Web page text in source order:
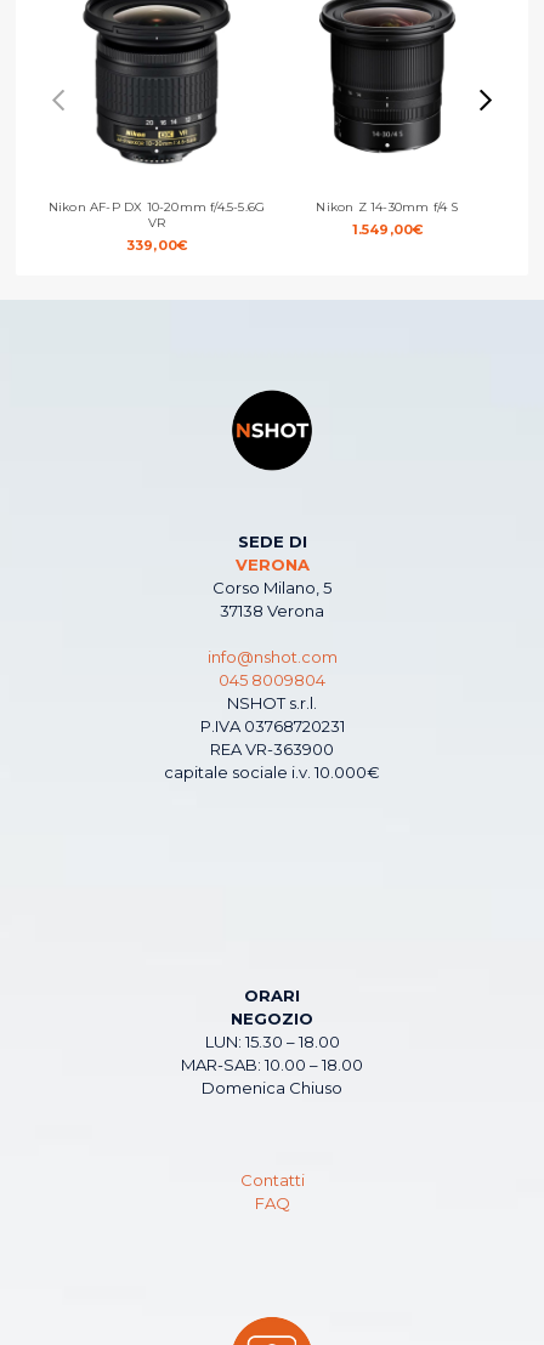
Nikon AF-P DX 10-20mm f/4.5-5.6G
VR
339,00€
Nikon Z 14-30mm f/4 S
1.549,00€
SEDE DI
VERONA
Corso Milano, 5
37138 Verona
info@nshot.com
045 8009804
NSHOT s.r.l.
P.IVA 03768720231
REA VR-363900
capitale sociale i.v. 10.000€
ORARI
NEGOZIO
LUN: 15.30 – 18.00
MAR-SAB: 10.00 – 18.00
Domenica Chiuso
Contatti
FAQ